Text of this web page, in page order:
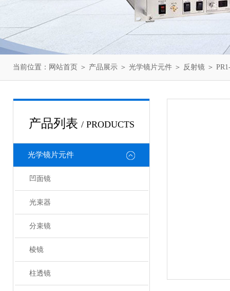
当前位置： 网站首页 ＞ 产品展示 ＞ 光学镜片元件 ＞ 反射镜 ＞
产品列表 / PRODUCTS
光学镜片元件
凹面镜
光束器
分束镜
棱镜
柱透镜